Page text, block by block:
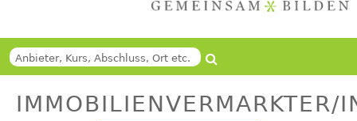
Suche
Back
to
top
IMMOBILIENVERMARKTER/